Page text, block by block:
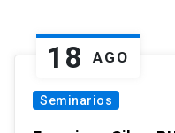
18 AGO
Seminarios